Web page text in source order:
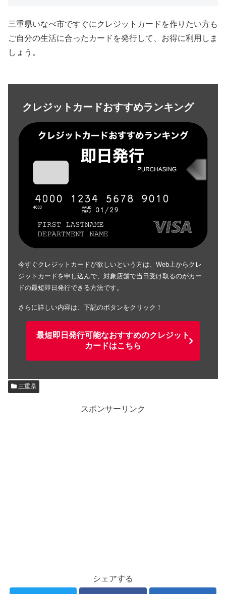
三重県いなべ市ですぐにクレジットカードを作りたい方も
ご自分の生活に合ったカードを発行して、お得に利用しま
しょう。
クレジットカードおすすめランキング
今すぐクレジットカードが欲しいという方は、Web上からクレ
ジットカードを申し込んで、対象店舗で当日受け取るのがカー
ドの最短即日発行できる方法です。
さらに詳しい内容は、下記のボタンをクリック！
最短即日発行可能なおすすめのクレジット
カードはこちら
三重県
スポンサーリンク
シェアする